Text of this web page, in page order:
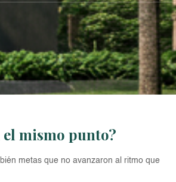
el mismo punto?
metas que no avanzaron al ritmo que